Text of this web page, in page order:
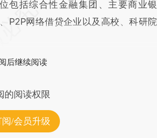
包括综合性金融集团、主要商业银
P2P网络借贷企业以及高校、科研院
后继续阅读
的阅读权限
阅/会员升级